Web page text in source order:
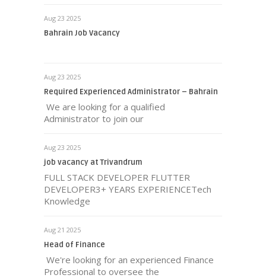
Aug 23 2025
Bahrain Job Vacancy
Aug 23 2025
Required Experienced Administrator – Bahrain
We are looking for a qualified
Administrator to join our
Aug 23 2025
job vacancy at Trivandrum
FULL STACK DEVELOPER FLUTTER
DEVELOPER3+ YEARS EXPERIENCETech
Knowledge
Aug 21 2025
Head of Finance
We're looking for an experienced Finance
Professional to oversee the